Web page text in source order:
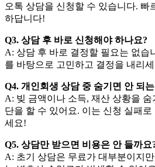
오톡 상담을 신청할 수 있습니다. 빠
하답니다!
Q3. 상담 후 바로 신청해야 하나요?
A: 상담 후 바로 결정할 필요는 없습
를 바탕으로 고민하고 결정을 내리
Q4. 개인회생 상담 중 숨기면 안 되
A: 빚 금액이나 소득, 재산 상황을
단을 할 수 있어요. 이는 신청 실패
세요!
Q5. 상담만 받으면 비용은 안 들까요
A: 초기 상담은 무료가 대부분이지